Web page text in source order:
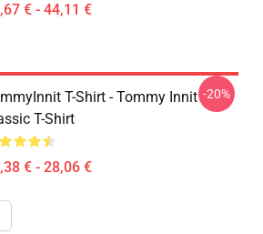
€ - 44,11 €
T-Shirt - Tommy Innit
T-Shirt
€ - 28,06 €
-20%